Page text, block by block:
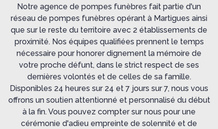
Notre agence de pompes funèbres fait partie d'un
réseau de pompes funèbres opérant à Martigues ainsi
que sur le reste du territoire avec 2 établissements de
proximité. Nos équipes qualifiées prennent le temps
nécessaire pour honorer dignement la mémoire de
votre proche défunt, dans le strict respect de ses
dernières volontés et de celles de sa famille.
Disponibles 24 heures sur 24 et 7 jours sur 7, nous vous
offrons un soutien attentionné et personnalisé du début
à la fin. Vous pouvez compter sur nous pour une
cérémonie d'adieu empreinte de solennité et de